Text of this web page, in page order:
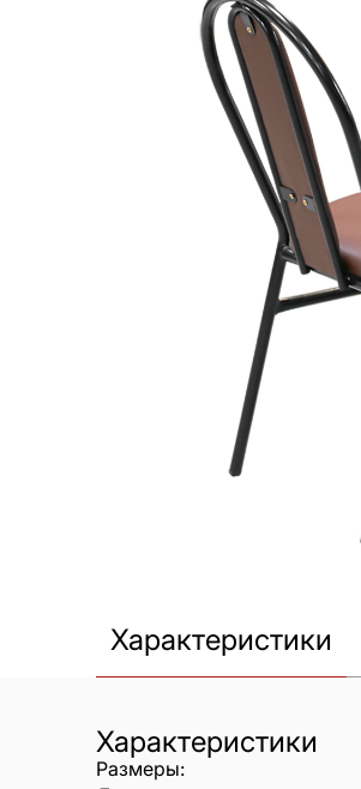
Характеристики
Характеристики
Размеры: